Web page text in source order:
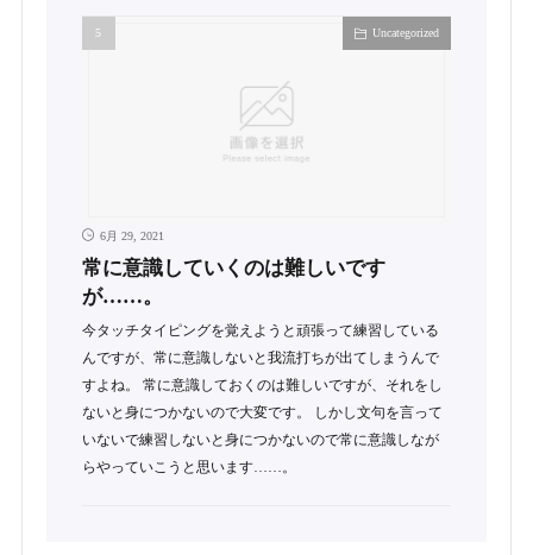
Uncategorized
6月 29, 2021
常に意識していくのは難しいです
が……。
今タッチタイピングを覚えようと頑張って練習している
んですが、常に意識しないと我流打ちが出てしまうんで
すよね。 常に意識しておくのは難しいですが、それをし
ないと身につかないので大変です。 しかし文句を言って
いないで練習しないと身につかないので常に意識しなが
らやっていこうと思います……。